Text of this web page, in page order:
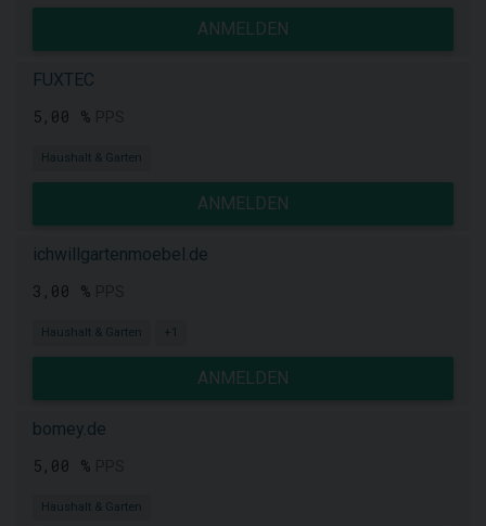
ANMELDEN
FUXTEC
5,00 %
Haushalt & Garten
ANMELDEN
ichwillgartenmoebel.de
3,00 %
Haushalt & Garten +1
ANMELDEN
bomey.de
5,00 %
Haushalt & Garten